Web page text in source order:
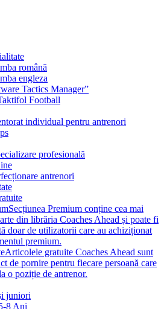
română
engleza
Tactics Manager”
Football
individual pentru antrenori
profesională
antrenori
Secțiunea Premium conține cea mai
din librăria Coaches Ahead și poate fi
doar de utilizatorii care au achiziționat
premium.
Articolele gratuite Coaches Ahead sunt
de pornire pentru fiecare persoană care
o poziție de antrenor.
juniori
8 Ani